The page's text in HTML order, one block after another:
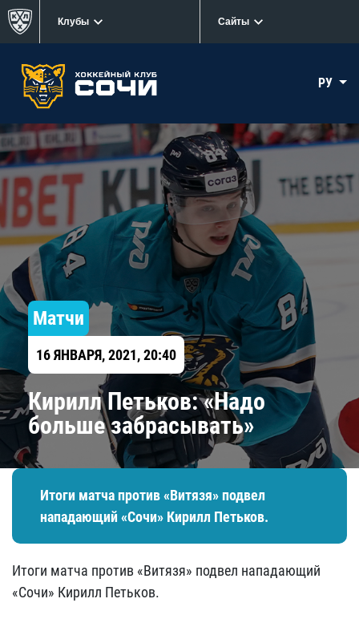
Клубы Сайты
РУ
Матчи
16 ЯНВАРЯ, 2021, 20:40
​Кирилл Петьков: «Надо
больше забрасывать»
Итоги матча против «Витязя» подвел
нападающий «Сочи» Кирилл Петьков.
Итоги матча против «Витязя» подвел нападающий
«Сочи» Кирилл Петьков.